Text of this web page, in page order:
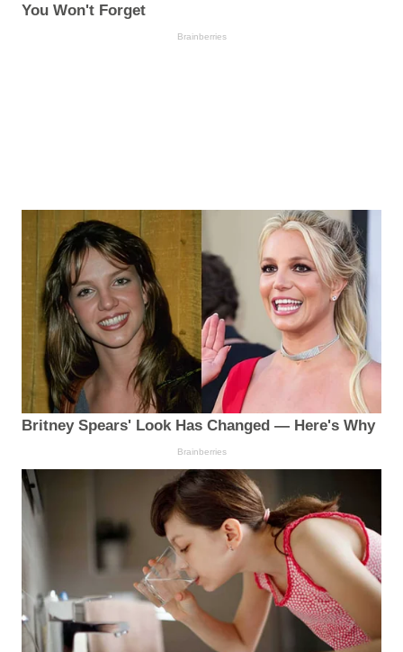
You Won't Forget
Brainberries
Britney Spears' Look Has Changed — Here's Why
Brainberries